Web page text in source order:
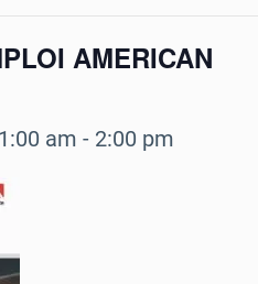
AMERICAN
am - 2:00 pm